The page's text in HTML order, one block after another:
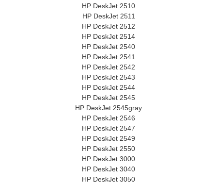
HP DeskJet 2510
HP DeskJet 2511
HP DeskJet 2512
HP DeskJet 2514
HP DeskJet 2540
HP DeskJet 2541
HP DeskJet 2542
HP DeskJet 2543
HP DeskJet 2544
HP DeskJet 2545
HP DeskJet 2545gray
HP DeskJet 2546
HP DeskJet 2547
HP DeskJet 2549
HP DeskJet 2550
HP DeskJet 3000
HP DeskJet 3040
HP DeskJet 3050